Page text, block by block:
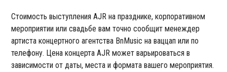
Стоимость выступления AJR на празднике, корпоративном
мероприятии или свадьбе вам точно сообщит менеждер
артиста концертного агентства BnMusic на ваццап или по
телефону. Цена концерта AJR может варьироваться в
зависимости от даты, места и формата вашего мероприятия.